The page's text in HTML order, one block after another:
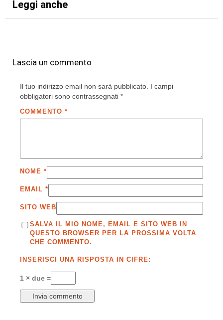
Leggi anche
Lascia un commento
Il tuo indirizzo email non sarà pubblicato. I campi
obbligatori sono contrassegnati *
COMMENTO *
NOME *
EMAIL *
SITO WEB
SALVA IL MIO NOME, EMAIL E SITO WEB IN
QUESTO BROWSER PER LA PROSSIMA VOLTA
CHE COMMENTO.
INSERISCI UNA RISPOSTA IN CIFRE:
1 × due =